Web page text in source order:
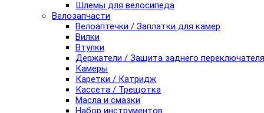
Шлемы для велосипеда
Велозапчасти
Велоаптечки / Заплатки для камер
Вилки
Втулки
Держатели / Защита заднего переключателя
Камеры
Каретки / Катридж
Кассета / Трещотка
Масла и смазки
Набор инструментов